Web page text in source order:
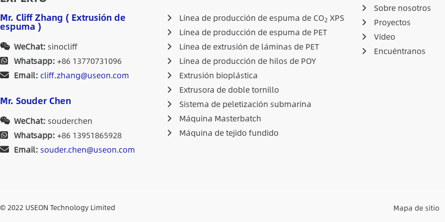
Mr. Cliff Zhang ( Extrusión de
espuma )
WeChat: sinocliff
Whatsapp: +86 13770731096
Email: cliff.zhang@useon.com
Mr. Souder Chen
WeChat: souderchen
Whatsapp: +86 13951865928
Email: souder.chen@useon.com
Línea de producción de espuma de CO2 XPS
Línea de producción de espuma de PET
Línea de extrusión de láminas de PET
Línea de producción de hilos de POY
Extrusión bioplástica
Extrusora de doble tornillo
Sistema de peletización submarina
Máquina Masterbatch
Máquina de tejido fundido
Sobre nosotros
Proyectos
Vídeo
Encuéntranos
© 2022 USEON Technology Limited Mapa de sitio